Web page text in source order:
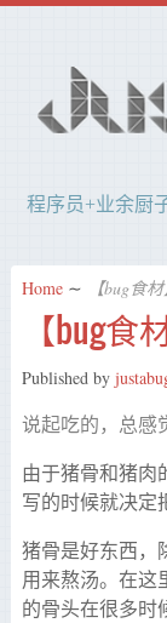
程序员+业余厨
Home ∼ 【bug食
【bug
Published by
说起吃的，总感
由于猪骨和猪肉
写的时候就决定
猪骨是好东西，
用来熬汤。在这
的骨头在很多时